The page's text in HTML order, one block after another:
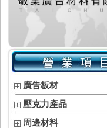
廣告板材
壓克力產品
周邊材料